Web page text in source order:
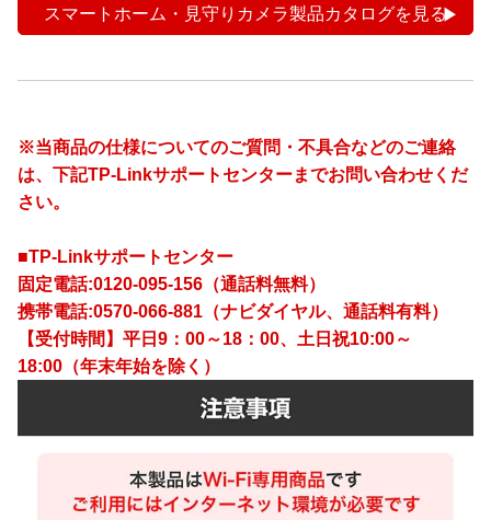
スマートホーム・見守りカメラ製品カタログを見る
※当商品の仕様についてのご質問・不具合などのご連絡
は、下記TP-Linkサポートセンターまでお問い合わせくだ
さい。
■TP-Linkサポートセンター
固定電話:0120-095-156（通話料無料）
携帯電話:0570-066-881（ナビダイヤル、通話料有料）
【受付時間】平日9：00～18：00、土日祝10:00～
18:00（年末年始を除く）